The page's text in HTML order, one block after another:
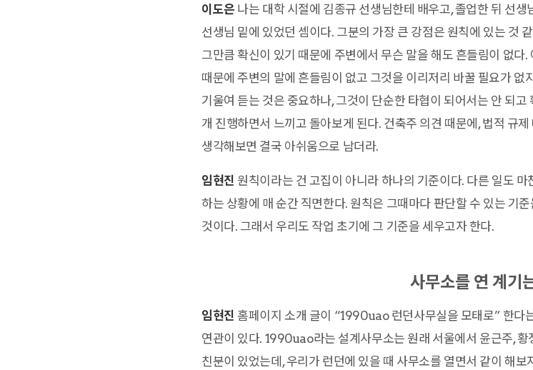
이도은 나는 대학 시절에 김종규 선생님한테 배우고, 졸업한 뒤 선
선생님 밑에 있었던 셈이다. 그분의 가장 큰 강점은 원칙에 있는 것
그만큼 확신이 있기 때문에 주변에서 무슨 말을 해도 흔들림이 없다.
때문에 주변의 말에 흔들림이 없고 그것을 이리저리 바꿀 필요가 없
기울여 듣는 것은 중요하나, 그것이 단순한 타협이 되어서는 안 되
개 진행하면서 느끼고 돌아보게 된다. 건축주 의견 때문에, 법적 규
생각해보면 결국 아쉬움으로 남더라.
임현진 원칙이라는 건 고집이 아니라 하나의 기준이다. 다른 일도
하는 상황에 매 순간 직면한다. 원칙은 그때마다 판단할 수 있는 기
것이다. 그래서 우리도 작업 초기에 그 기준을 세우고자 한다.
사무소를 연 계기
임현진 홈페이지 소개 글이 “1990uao 런던사무실을 모태로” 한다
연관이 있다. 1990uao라는 설계사무소는 원래 서울에서 윤근주,
친분이 있었는데, 우리가 런던에 있을 때 사무소를 열면서 같이 해